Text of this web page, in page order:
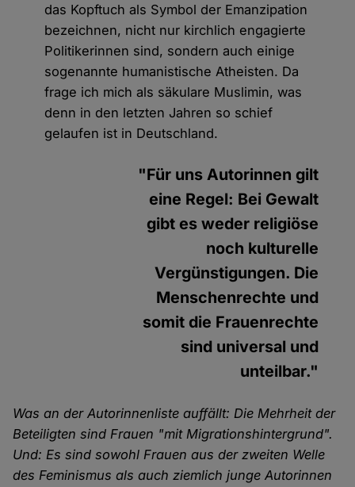
das Kopftuch als Symbol der Emanzipation
bezeichnen, nicht nur kirchlich engagierte
Politikerinnen sind, sondern auch einige
sogenannte humanistische Atheisten. Da
frage ich mich als säkulare Muslimin, was
denn in den letzten Jahren so schief
gelaufen ist in Deutschland.
"Für uns Autorinnen gilt
eine Regel: Bei Gewalt
gibt es weder religiöse
noch kulturelle
Vergünstigungen. Die
Menschenrechte und
somit die Frauenrechte
sind universal und
unteilbar."
Was an der Autorinnenliste auffällt: Die Mehrheit der
Beteiligten sind Frauen "mit Migrationshintergrund".
Und: Es sind sowohl Frauen aus der zweiten Welle
des Feminismus als auch ziemlich junge Autorinnen